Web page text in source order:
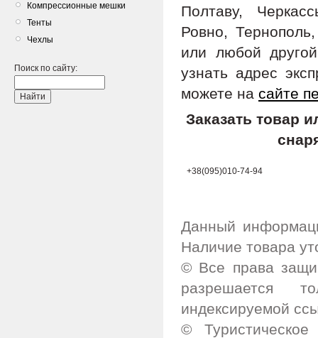
Компрессионные мешки
Тенты
Чехлы
Поиск по сайту:
Полтаву,
Ровно,
или любой
узнать адрес
можете на сайте
Заказать товар
+38(095)010-74-94
Данный
Наличие товара
© Все права
разрешается
индексируемой
©